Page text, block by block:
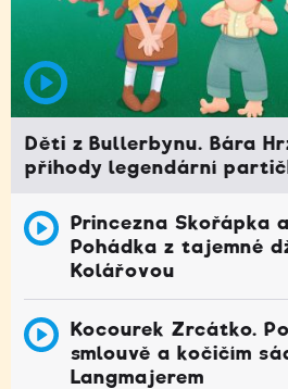
Děti z Bullerbynu. Bára
příhody legendární
Princezna Skořápka
Pohádka z tajemné
Kolářovou
Kocourek Zrcátko.
smlouvě a kočičím
Langmajerem